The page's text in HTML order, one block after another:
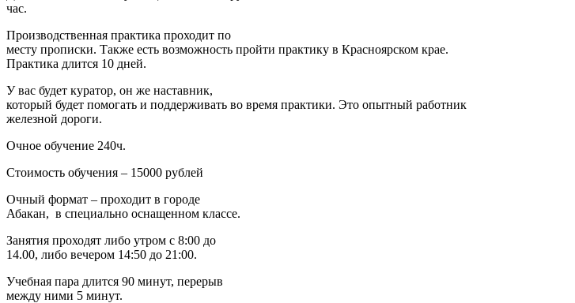
час.
Производственная практика проходит по
месту прописки. Также есть возможность пройти практику в Красноярском крае.
Практика длится 10 дней.
У вас будет куратор, он же наставник,
который будет помогать и поддерживать во время практики. Это опытный работник
железной дороги.
Очное обучение 240ч.
Стоимость обучения – 15000 рублей
Очный формат – проходит в городе
Абакан, в специально оснащенном классе.
Занятия проходят либо утром с 8:00 до
14.00, либо вечером 14:50 до 21:00.
Учебная пара длится 90 минут, перерыв
между ними 5 минут.